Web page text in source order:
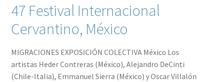
47 Festival Internacional
Cervantino, México
MIGRACIONES EXPOSICIÓN COLECTIVA México Los
artistas Heder Contreras (México), Alejandro DeCinti
(Chile-Italia), Emmanuel Sierra (México) y Oscar Villalón